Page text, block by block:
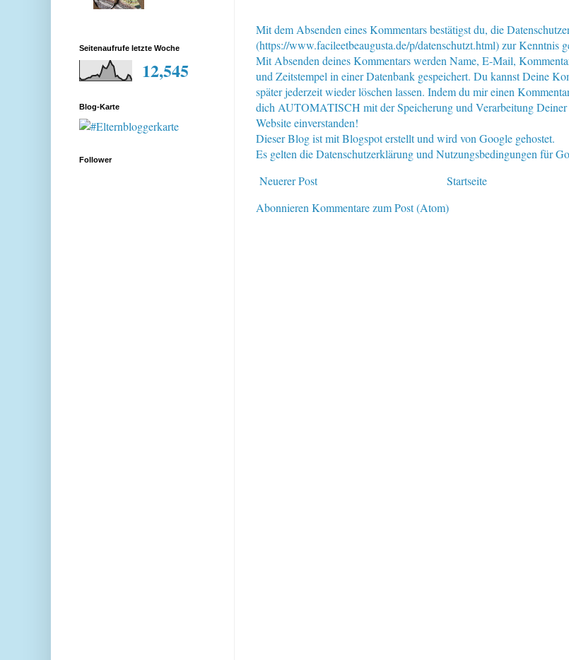
Mit dem Absenden eines Kommentars bestätigst du, die
(https://www.facileetbeaugusta.de/p/datenschutzt.html) zur Kenntnis
Mit Absenden deines Kommentars werden Name, E-Mail,
und Zeitstempel in einer Datenbank gespeichert. Du kannst Deine
später jederzeit wieder löschen lassen. Indem du mir einen
dich AUTOMATISCH mit der Speicherung und Verarbeitung Deiner
Website einverstanden!
Dieser Blog ist mit Blogspot erstellt und wird von Google gehostet.
Es gelten die Datenschutzerklärung und Nutzungsbedingungen für
Neuerer Post
Startseite
Abonnieren Kommentare zum Post (Atom)
Seitenaufrufe letzte Woche
12,545
Blog-Karte
Follower